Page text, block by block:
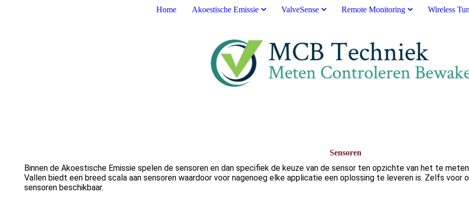
Home Akoestische Emissie ValveSense Remote Monitoring Wireless
Sensoren
Binnen de Akoestische Emissie spelen de sensoren en dan specifiek de keuze van de sensor ten opzichte van het te
Vallen biedt een breed scala aan sensoren waardoor voor nagenoeg elke applicatie een oplossing te leveren is. Zelfs voor
sensoren beschikbaar.